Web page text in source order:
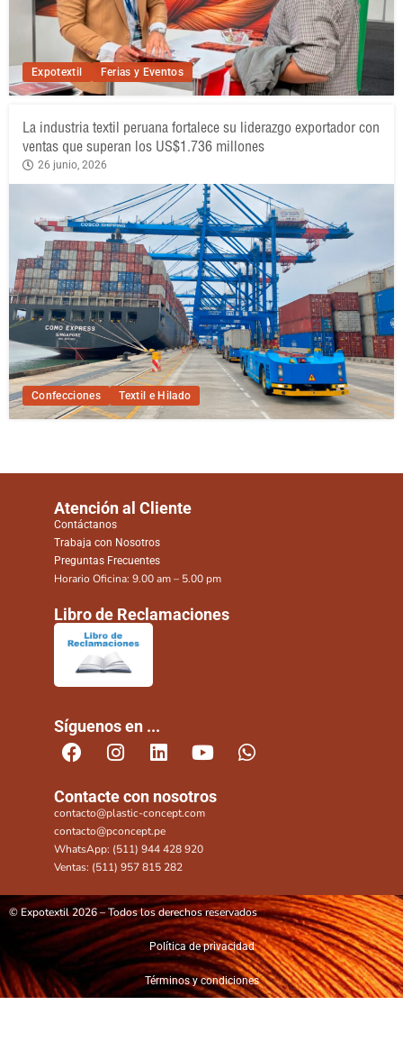
Expotextil Ferias y Eventos
Confecciones Textil e Hilado
La industria textil peruana fortalece su liderazgo exportador con
ventas que superan los US$1.736 millones
26 junio, 2026
Atención al Cliente
Contáctanos
Trabaja con Nosotros
Preguntas Frecuentes
Horario Oficina: 9.00 am – 5.00 pm
Libro de Reclamaciones
Síguenos en ...
Contacte con nosotros
contacto@plastic-concept.com
contacto@pconcept.pe
WhatsApp: (511) 944 428 920
Ventas: (511) 957 815 282
© Expotextil 2026 – Todos los derechos reservados
Política de privacidad
Términos y condiciones